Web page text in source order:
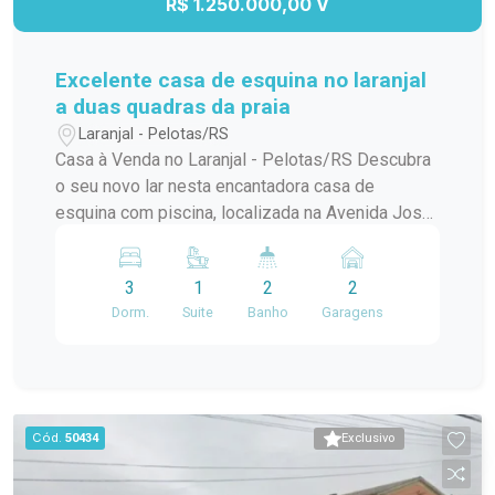
R$ 1.250.000,00 V
Excelente casa de esquina no laranjal
a duas quadras da praia
Laranjal - Pelotas/RS
Casa à Venda no Laranjal - Pelotas/RS Descubra
o seu novo lar nesta encantadora casa de
esquina com piscina, localizada na Avenida José
da praia. Com 240 m² de área construída, este
sobrado é ideal para quem busca conforto e
praticidade. No térreo, você encontrará uma
confraternização. O ambiente ainda conta com
uma aconchegante lareira e um jardim de inverno
que traz luz natural e frescor ao espaço. Além
3
Dorm.
1
Suite
2
Banho
2
Garagens
Exclusivo
Cód. 50434